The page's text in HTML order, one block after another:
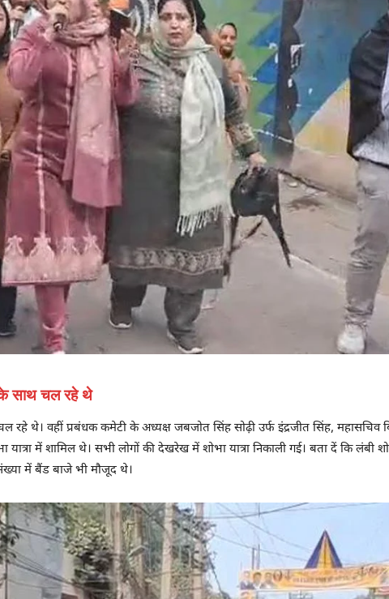
के साथ चल रहे थे
रहे थे। वहीं प्रबंधक कमेटी के अध्यक्ष जबजोत सिंह सोढ़ी उर्फ इंद्रजीत सिंह,
में शामिल थे। सभी लोगों की देखरेख में शोभा यात्रा निकाली गई। बता दें कि लंबी
में बैंड बाजे भी मौजूद थे।